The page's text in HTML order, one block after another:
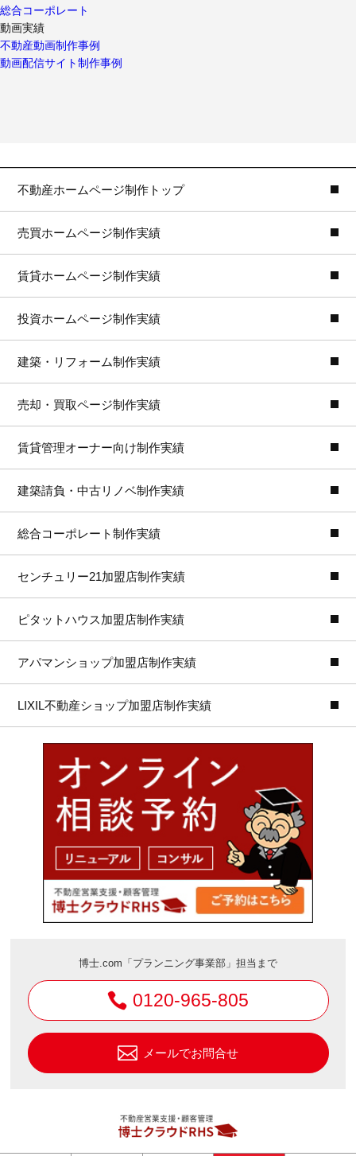
総合コーポレート
動画実績
不動産動画制作事例
動画配信サイト制作事例
不動産ホームページ制作トップ
売買ホームページ制作実績
賃貸ホームページ制作実績
投資ホームページ制作実績
建築・リフォーム制作実績
売却・買取ページ制作実績
賃貸管理オーナー向け制作実績
建築請負・中古リノベ制作実績
総合コーポレート制作実績
センチュリー21加盟店制作実績
ピタットハウス加盟店制作実績
アパマンショップ加盟店制作実績
LIXIL不動産ショップ加盟店制作実績
博士.com「プランニング事業部」担当まで
0120-965-805
メールでお問合せ